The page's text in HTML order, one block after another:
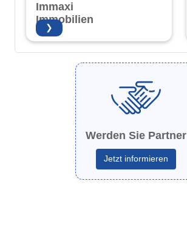
Immaxi
Immobilien
❯
Werden Sie Partner
Jetzt informieren